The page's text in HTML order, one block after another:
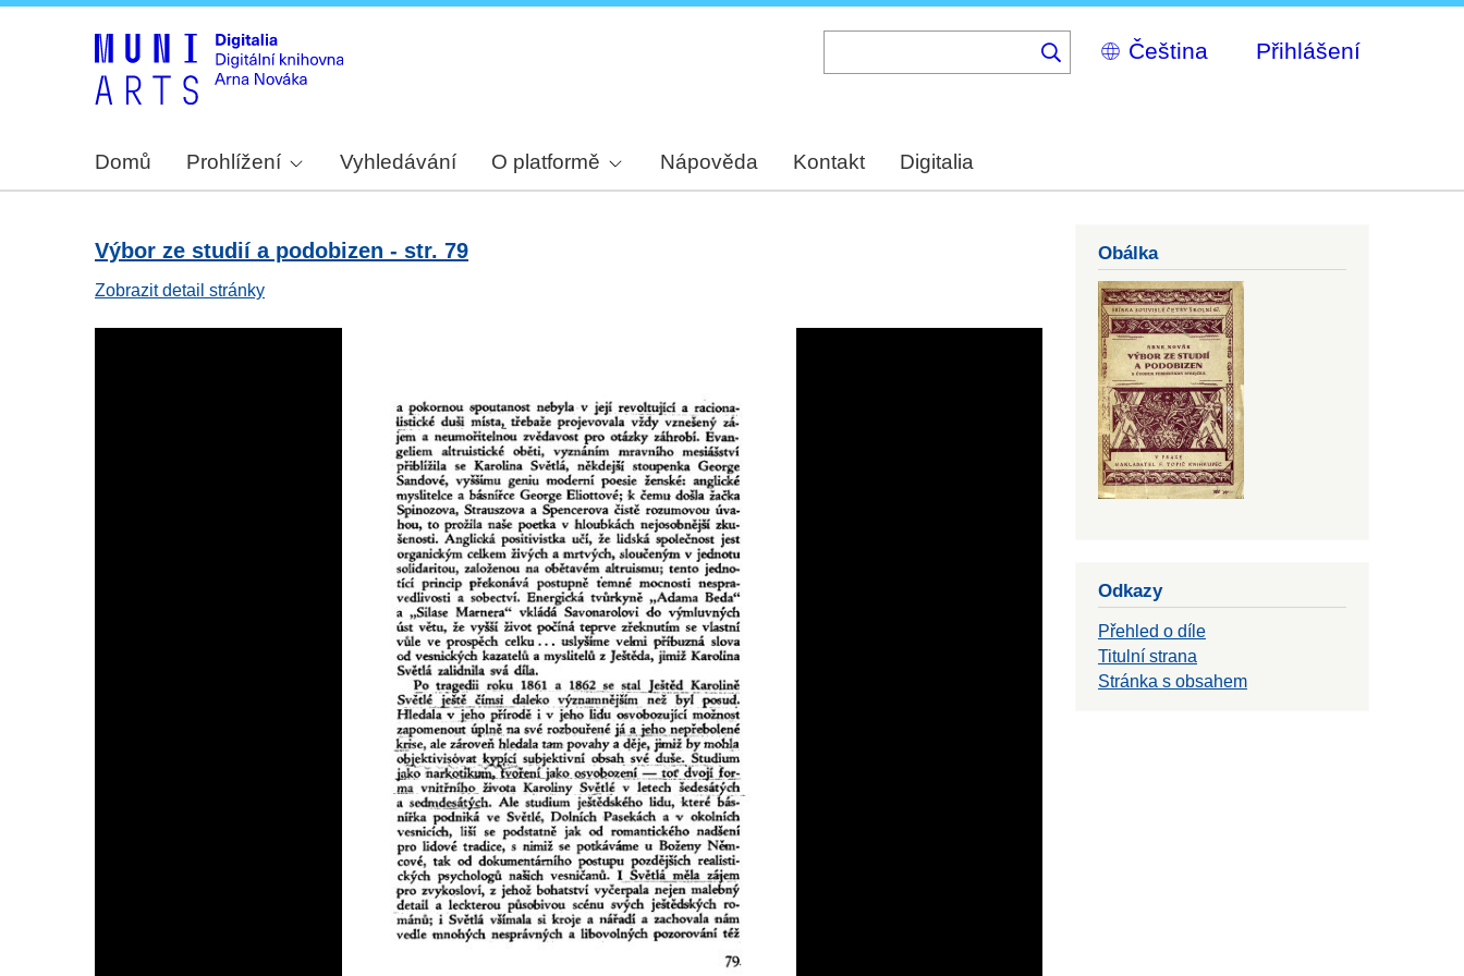
Select
your
Přihlášení
Domů Prohlížení Vyhledávání O platformě Nápověda Kontakt Digitalia
Výbor ze studií a podobizen - str. 79
Zobrazit detail stránky
Obálka
Odkazy
Přehled o díle
Titulní strana
Stránka s obsahem